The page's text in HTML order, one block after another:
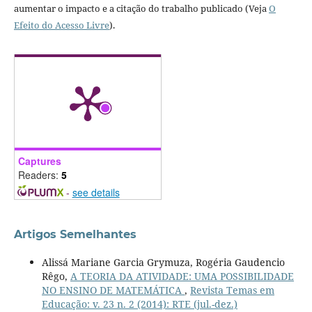
aumentar o impacto e a citação do trabalho publicado (VejaO
Efeito do Acesso Livre).
Captures
Readers: 5
- see details
Artigos Semelhantes
Alissá Mariane Garcia Grymuza, Rogéria Gaudencio
Rêgo, A TEORIA DA ATIVIDADE: UMA POSSIBILIDADE
NO ENSINO DE MATEMÁTICA , Revista Temas em
Educação: v. 23 n. 2 (2014): RTE (jul.-dez.)